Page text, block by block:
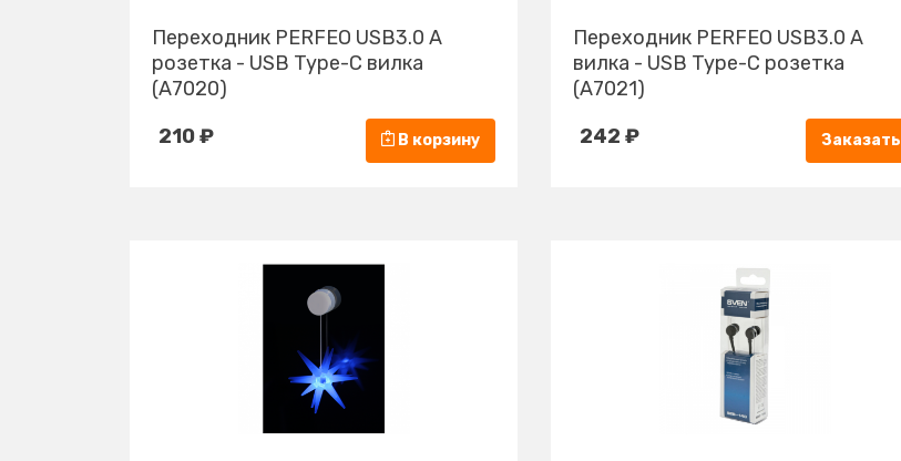
Переходник PERFEO USB3.0 A
розетка - USB Type-C вилка
(A7020)
210 ₽
В корзину
Переходник PERFEO USB3.0 A
вилка - USB Type-C розетка
(A7021)
242 ₽ Заказать